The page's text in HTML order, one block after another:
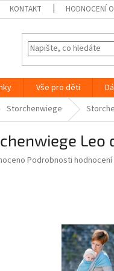
KONTAKT HODNOCENÍ
Vše pro děti
Storchenwiege
Podrobnosti hodnocení